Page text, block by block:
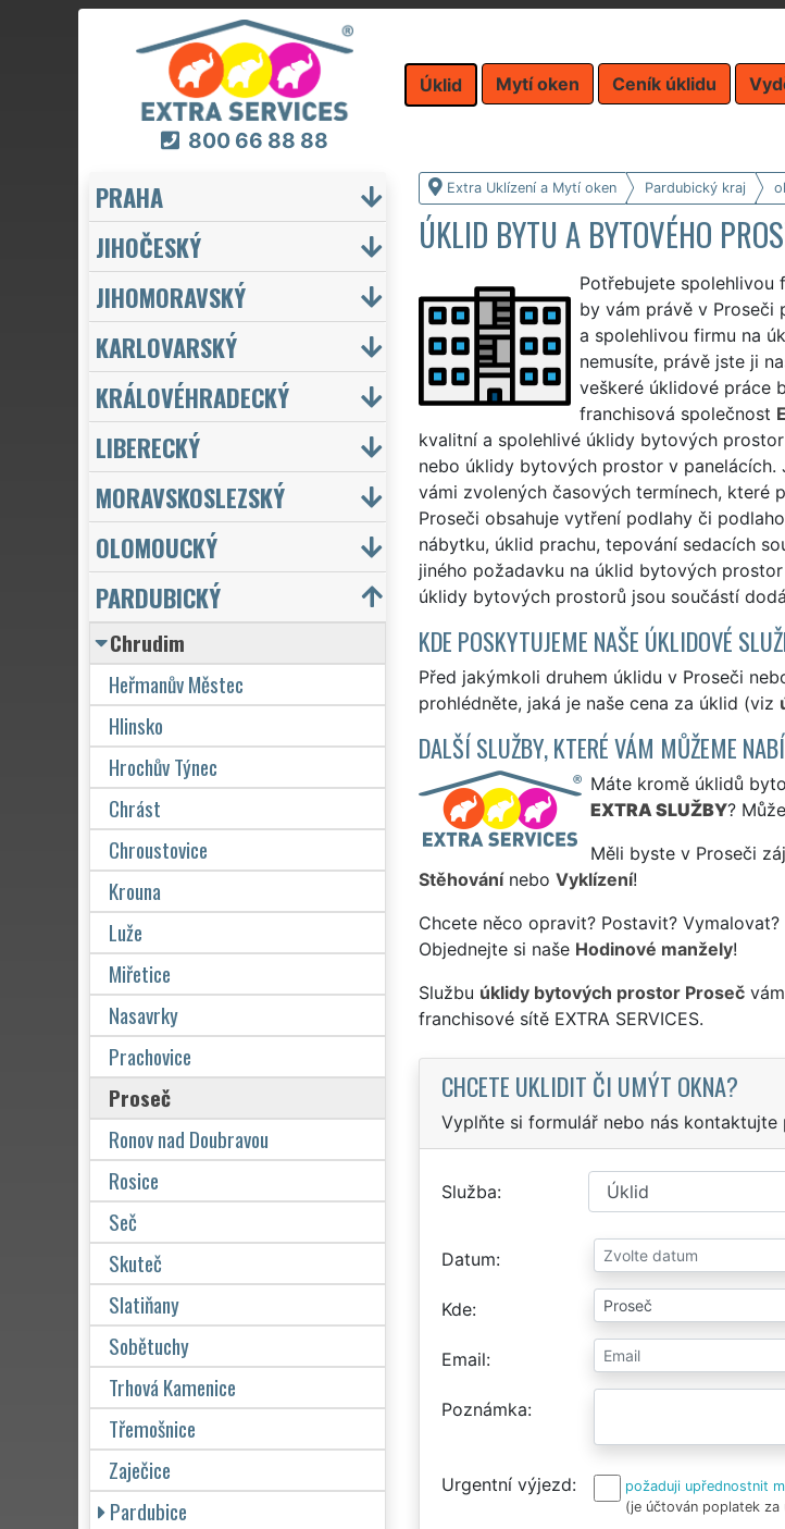
800 66 88 88
Úklid Mytí oken Ceník úklidu
Extra Uklízení a Mytí oken Pardubický kraj
ÚKLID BYTU A BYTOVÉHO
Potřebujete spolehlivou
by vám právě v Proseči
a spolehlivou firmu na
nemusíte, právě jste ji
veškeré úklidové práce
franchisová společnost
kvalitní a spolehlivé úklidy bytových
nebo úklidy bytových prostor v
vámi zvolených časových termínech, které
Proseči obsahuje vytření podlahy či
nábytku, úklid prachu, tepování sedacích
jiného požadavku na úklid bytových
úklidy bytových prostorů jsou součástí
KDE POSKYTUJEME NAŠE ÚKLIDOVÉ
Před jakýmkoli druhem úklidu v Proseči
prohlédněte, jaká je naše cena za úklid (viz
DALŠÍ SLUŽBY, KTERÉ VÁM MŮŽEME
Máte kromě úklidů
EXTRA SLUŽBY?
Měli byste v Proseči
Stěhovánínebo Vyklízení!
Chcete něco opravit? Postavit?
Objednejte si naše Hodinové manžely!
Službu úklidy bytových prostor Prosečvám
franchisové sítě EXTRA SERVICES.
CHCETE UKLIDIT ČI UMÝT OKNA?
Vyplňte si formulář nebo nás kontaktujte
Služba
Datum
Kde
Email
Poznámka
Urgentní výjezd
požaduji upřednostnit
(je účtován poplatek
PRAHA
JIHOČESKÝ
JIHOMORAVSKÝ
KARLOVARSKÝ
KRÁLOVÉHRADECKÝ
LIBERECKÝ
MORAVSKOSLEZSKÝ
OLOMOUCKÝ
PARDUBICKÝ
Chrudim
Heřmanův Městec
Hlinsko
Hrochův Týnec
Chrást
Chroustovice
Krouna
Luže
Miřetice
Nasavrky
Prachovice
Proseč
Ronov nad Doubravou
Rosice
Seč
Skuteč
Slatiňany
Sobětuchy
Trhová Kamenice
Třemošnice
Zaječice
Pardubice